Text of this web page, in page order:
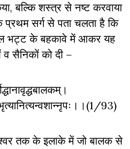
बल्कि शस्त्र से नष्ट करवाया
प्रथम सर्ग से पता चलता है कि
भट्ट के बहकावे में आकर यह
सैनिकों को दी –
93)
तक के इलाके में जो बालक से